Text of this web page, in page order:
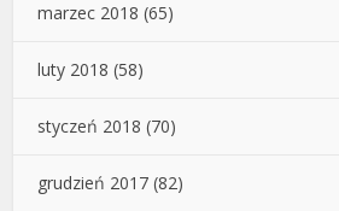
marzec 2018 (65)
luty 2018 (58)
styczeń 2018 (70)
grudzień 2017 (82)